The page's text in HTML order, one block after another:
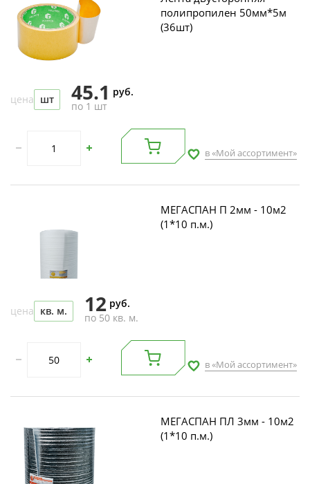
полипропилен 50мм*5м
(36шт)
цена шт 45.1 руб.
по 1 шт
в «Мой ассортимент»
МЕГАСПАН П 2мм - 10м2
(1*10 п.м.)
цена кв. м. 12 руб.
по 50 кв. м.
в «Мой ассортимент»
МЕГАСПАН ПЛ 3мм - 10м2
(1*10 п.м.)